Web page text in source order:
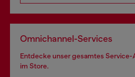
Omnichannel-Services
Entdecke unser gesamtes
im Store.